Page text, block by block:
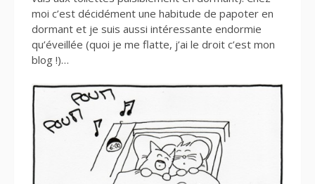
moi c’est décidément une habitude de papoter en
dormant et je suis aussi intéressante endormie
qu’éveillée (quoi je me flatte, j’ai le droit c’est mon
blog !)…